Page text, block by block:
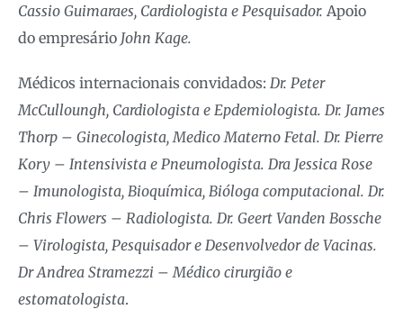
Cassio Guimaraes, Cardiologista e Pesquisador. Apoio
do empresário John Kage.
Médicos internacionais convidados: Dr. Peter
McCulloungh, Cardiologista e Epdemiologista. Dr. James
Thorp – Ginecologista, Medico Materno Fetal. Dr. Pierre
Kory – Intensivista e Pneumologista. Dra Jessica Rose
– Imunologista, Bioquímica, Bióloga computacional. Dr.
Chris Flowers – Radiologista. Dr. Geert Vanden Bossche
– Virologista, Pesquisador e Desenvolvedor de Vacinas.
Dr Andrea Stramezzi – Médico cirurgião e
estomatologista.